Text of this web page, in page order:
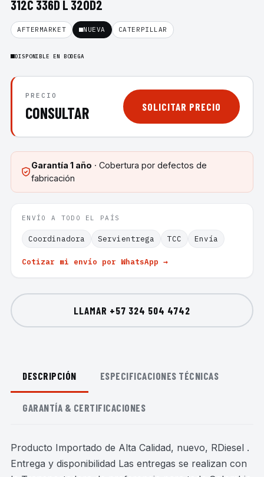
312C 336D L 320D2
AFTERMARKET NUEVA CATERPILLAR
DISPONIBLE EN BODEGA
PRECIO
CONSULTAR SOLICITAR PRECIO
Garantía 1 año · Cobertura por defectos de
fabricación
ENVÍO A TODO EL PAÍS
Coordinadora Servientrega TCC Envía
Cotizar mi envío por WhatsApp →
LLAMAR +57 324 504 4742
DESCRIPCIÓN ESPECIFICACIONES TÉCNICAS
GARANTÍA & CERTIFICACIONES
Producto Importado de Alta Calidad, nuevo, RDiesel .
Entrega y disponibilidad Las entregas se realizan con